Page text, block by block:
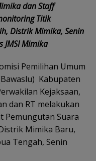
dan Staff
Titik
Distrik Mimika, Senin
Mimika
Pemilihan Umum
Kabupaten
Kejaksaan,
dan RT melakukan
Pemungutan Suara
Mimika Baru,
Tengah, Senin